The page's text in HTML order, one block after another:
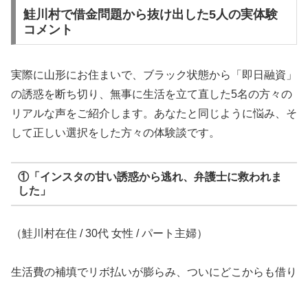
鮭川村で借金問題から抜け出した5人の実体験
コメント
実際に山形にお住まいで、ブラック状態から「即日融資」
の誘惑を断ち切り、無事に生活を立て直した5名の方々の
リアルな声をご紹介します。あなたと同じように悩み、そ
して正しい選択をした方々の体験談です。
①「インスタの甘い誘惑から逃れ、弁護士に救われま
した」
（鮭川村在住 / 30代 女性 / パート主婦）
生活費の補填でリボ払いが膨らみ、ついにどこからも借り